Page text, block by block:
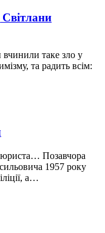
таке зло у
та радить всім:
юриста… Позавчора
1957 року
а…